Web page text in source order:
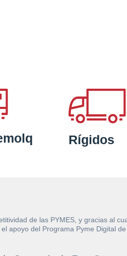
Rígidos
de las PYMES, y gracias al
apoyo del Programa Pyme Digital